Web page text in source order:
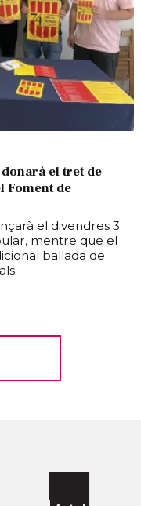
el tret de
Foment de
el divendres 3
mentre que el
ballada de